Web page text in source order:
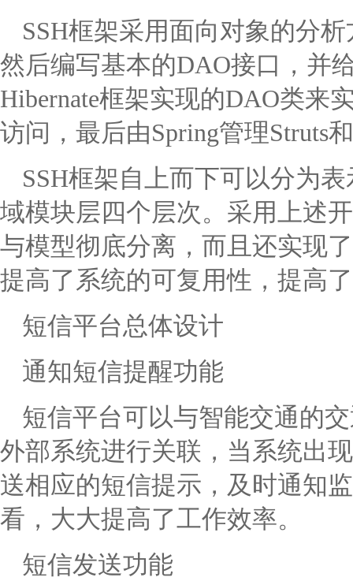
SSH框架采用面向对象的分
然后编写基本的DAO接口，并
Hibernate框架实现的DAO类来
访问，最后由Spring管理Struts
SSH框架自上而下可以分为
域模块层四个层次。采用上述
与模型彻底分离，而且还实现
提高了系统的可复用性，提高
短信平台总体设计
通知短信提醒功能
短信平台可以与智能交通的
外部系统进行关联，当系统出
送相应的短信提示，及时通知
看，大大提高了工作效率。
短信发送功能